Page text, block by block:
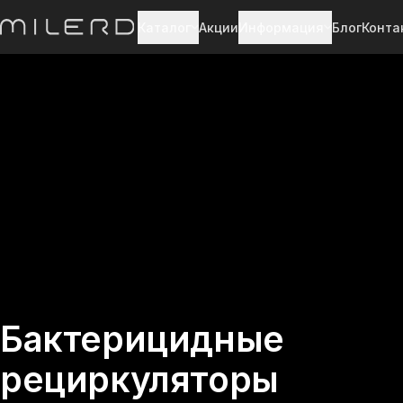
Акции Блог
Бактерицидные
рециркуляторы